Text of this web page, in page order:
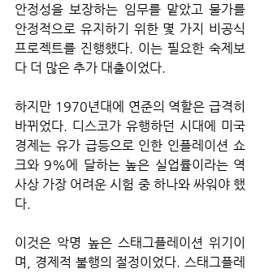
안정성을 보장하는 임무를 맡았고 물가를
안정적으로 유지하기 위한 몇 가지 비공식
프로젝트를 진행했다. 이는 필요한 숙제보
다 더 많은 추가 대출이었다.
하지만 1970년대에 연준의 역할은 급격히
바뀌었다. 디스코가 유행하던 시대에 미국
경제는 유가 급등으로 인한 인플레이션 쇼
크와 9%에 달하는 높은 실업률이라는 역
사상 가장 어려운 시험 중 하나와 싸워야 했
다.
이것은 악명 높은 스태그플레이션 위기이
며, 경제적 불행의 절정이었다. 스태그플레